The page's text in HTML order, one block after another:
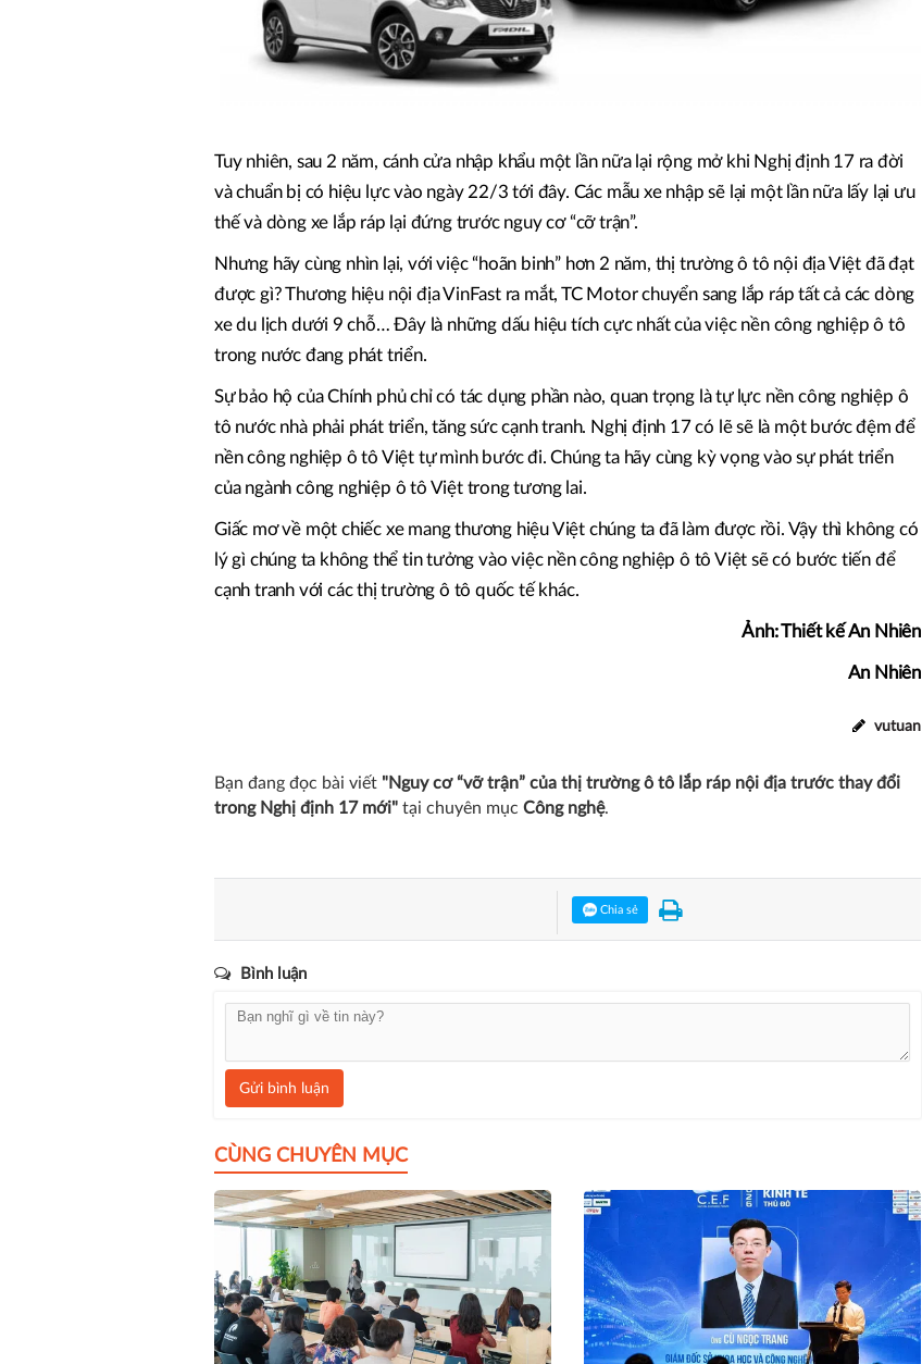
Tuy nhiên, sau 2 năm, cánh cửa nhập khẩu một lần nữa lại rộng mở khi Nghị định 17 ra đời
và chuẩn bị có hiệu lực vào ngày 22/3 tới đây. Các mẫu xe nhập sẽ lại một lần nữa lấy lại ưu
thế và dòng xe lắp ráp lại đứng trước nguy cơ “cỡ trận”.
Nhưng hãy cùng nhìn lại, với việc “hoãn binh” hơn 2 năm, thị trường ô tô nội địa Việt đã đạt
được gì? Thương hiệu nội địa VinFast ra mắt, TC Motor chuyển sang lắp ráp tất cả các dòng
xe du lịch dưới 9 chỗ… Đây là những dấu hiệu tích cực nhất của việc nền công nghiệp ô tô
trong nước đang phát triển.
Sự bảo hộ của Chính phủ chỉ có tác dụng phần nào, quan trọng là tự lực nền công nghiệp ô
tô nước nhà phải phát triển, tăng sức cạnh tranh. Nghị định 17 có lẽ sẽ là một bước đệm để
nền công nghiệp ô tô Việt tự mình bước đi. Chúng ta hãy cùng kỳ vọng vào sự phát triển
của ngành công nghiệp ô tô Việt trong tương lai.
Giấc mơ về một chiếc xe mang thương hiệu Việt chúng ta đã làm được rồi. Vậy thì không có
lý gì chúng ta không thể tin tưởng vào việc nền công nghiệp ô tô Việt sẽ có bước tiến để
cạnh tranh với các thị trường ô tô quốc tế khác.
Ảnh: Thiết kế An Nhiên
An Nhiên
vutuan
Bạn đang đọc bài viết "Nguy cơ “vỡ trận” của thị trường ô tô lắp ráp nội địa trước thay đổi
trong Nghị định 17 mới" tại chuyên mục Công nghệ.
Chia sẻ
Bình luận
Gửi bình luận
CÙNG CHUYÊN MỤC